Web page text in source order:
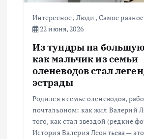
Интересное, Люди , Самое разное
22 июня, 2026
Из тундры на
как мальчик из семьи
оленеводов стал
эстрады
Родился в семье оленеводов,
почтальоном: как жил Валерий
того, как стал звездой (редкие
История Валерия Леонтьева —